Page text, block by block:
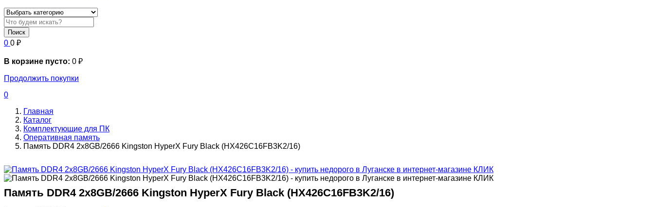
Поиск
0 0 ₽
В корзине пусто: 0 ₽
Продолжить покупки
0
Главная
Каталог
Комплектующие для ПК
Оперативная память
Память DDR4 2x8GB/2666 Kingston HyperX Fury Black (HX426C16FB3K2/16)
Память DDR4 2x8GB/2666 Kingston HyperX Fury Black (HX426C16FB3K2/16)